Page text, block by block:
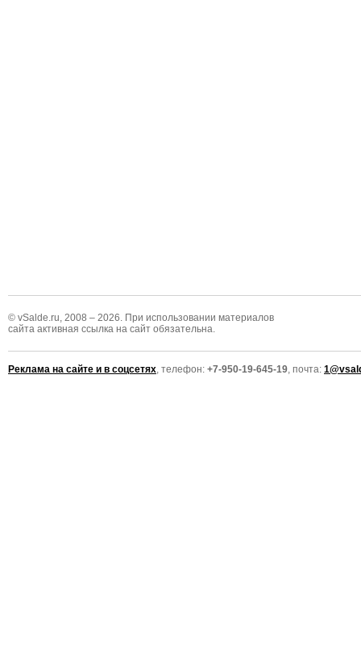
© vSalde.ru, 2008 – 2026. При использовании материалов
сайта активная ссылка на сайт обязательна.
Реклама на сайте и в соцсетях, телефон: +7-950-19-645-19, почта: